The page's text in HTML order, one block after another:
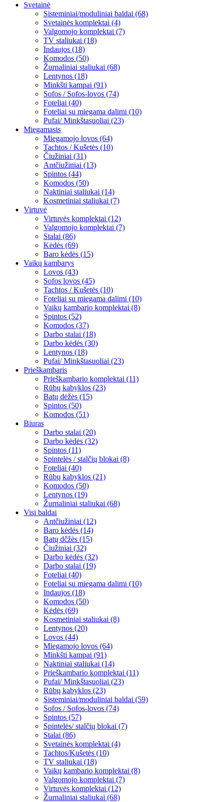
Svetainė
Sisteminiai/moduliniai baldai (68)
Svetainės komplektai (4)
Valgomojo komplektai (7)
TV staliukai (18)
Indaujos (18)
Komodos (50)
Žurnaliniai staliukai (68)
Lentynos (18)
Minkšti kampai (91)
Sofos / Sofos-lovos (74)
Foteliai (40)
Foteliai su miegama dalimi (10)
Pufai/ Minkštasuoliai (23)
Miegamasis
Miegamojo lovos (64)
Tachtos / Kušetės (10)
Čiužiniai (31)
Antčiužiniai (13)
Spintos (44)
Komodos (50)
Naktiniai staliukai (14)
Kosmetiniai staliukai (7)
Virtuvė
Virtuvės komplektai (12)
Valgomojo komplektai (7)
Stalai (86)
Kėdės (69)
Baro kėdės (15)
Vaikų kambarys
Lovos (43)
Sofos lovos (45)
Tachtos / Kušetės (10)
Foteliai su miegama dalimi (10)
Vaikų kambario komplektai (8)
Spintos (52)
Komodos (37)
Darbo stalai (18)
Darbo kėdės (30)
Lentynos (18)
Pufai/ Minkštasuoliai (23)
Prieškambaris
Prieškambario komplektai (11)
Rūbų kabyklos (23)
Batų dėžės (15)
Spintos (50)
Komodos (51)
Biuras
Darbo stalai (20)
Darbo kėdės (32)
Spintos (11)
Spintelės / stalčių blokai (8)
Foteliai (40)
Rūbų kabyklos (21)
Komodos (50)
Lentynos (19)
Žurnaliniai staliukai (68)
Visi baldai
Antčiužiniai (12)
Baro kėdės (14)
Batų dčžės (15)
Čiužiniai (32)
Darbo kėdės (32)
Darbo stalai (19)
Foteliai (40)
Foteliai su miegama dalimi (10)
Indaujos (18)
Komodos (50)
Kėdės (69)
Kosmetiniai staliukai (8)
Lentynos (20)
Lovos (44)
Miegamojo lovos (64)
Minkšti kampai (91)
Naktiniai staliukai (14)
Prieškambario komplektai (11)
Pufai/ Minkštasuoliai (23)
Rūbų kabyklos (23)
Sisteminiai/moduliniai baldai (59)
Sofos / Sofos-lovos (74)
Spintos (57)
Spintelės/ stalčių blokai (7)
Stalai (86)
Svetainės komplektai (4)
Tachtos/Kušetės (10)
TV staliukai (18)
Vaikų kambario komplektai (8)
Valgomojo komplektai (7)
Virtuvės komplektai (12)
Žurnaliniai staliukai (68)